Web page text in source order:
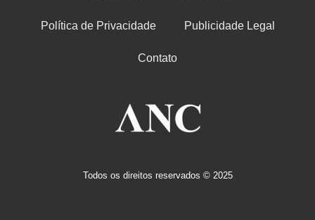
Política de Privacidade Publicidade Legal
Contato
Todos os direitos reservados © 2025